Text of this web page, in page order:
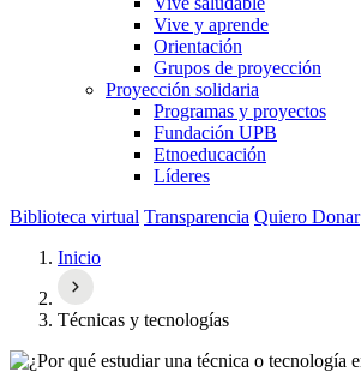
Vive y aprende
Orientación
Grupos de proyección
Proyección solidaria
Programas y proyectos
Fundación UPB
Etnoeducación
Líderes
Biblioteca virtual Transparencia Quiero Donar
Inicio
Técnicas y tecnologías